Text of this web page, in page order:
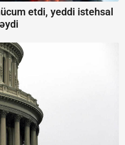
etdi, yeddi istehsal